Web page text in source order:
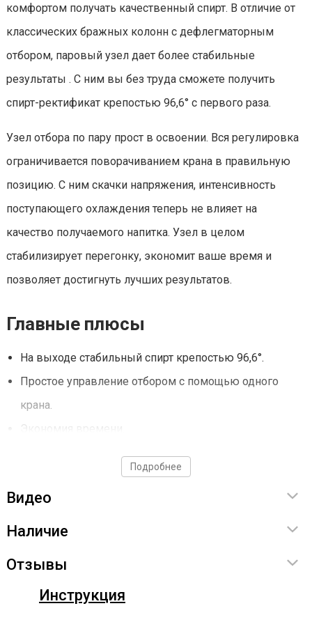
комфортом получать качественный спирт. В отличие от
классических бражных колонн с дефлегматорным
отбором, паровый узел дает более стабильные
результаты . С ним вы без труда сможете получить
спирт-ректификат крепостью 96,6° с первого раза.
Узел отбора по пару прост в освоении. Вся регулировка
ограничивается поворачиванием крана в правильную
позицию. С ним скачки напряжения, интенсивность
поступающего охлаждения теперь не влияет на
качество получаемого напитка. Узел в целом
стабилизирует перегонку, экономит ваше время и
позволяет достигнуть лучших результатов.
Главные плюсы
На выходе стабильный спирт крепостью 96,6°.
Простое управление отбором с помощью одного
крана.
Экономия времени.
Технические характеристики
Диаметр – 1,5 дюйма
Длина узла отбора – 22,5 см
Подробнее
Видео
Наличие
Отзывы
Инструкция